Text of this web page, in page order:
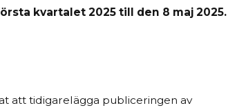
kvartalet 2025 till den 8 maj 2025.
att tidigarelägga publiceringen av